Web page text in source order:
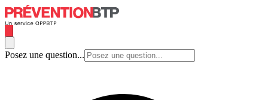
Posez une question...